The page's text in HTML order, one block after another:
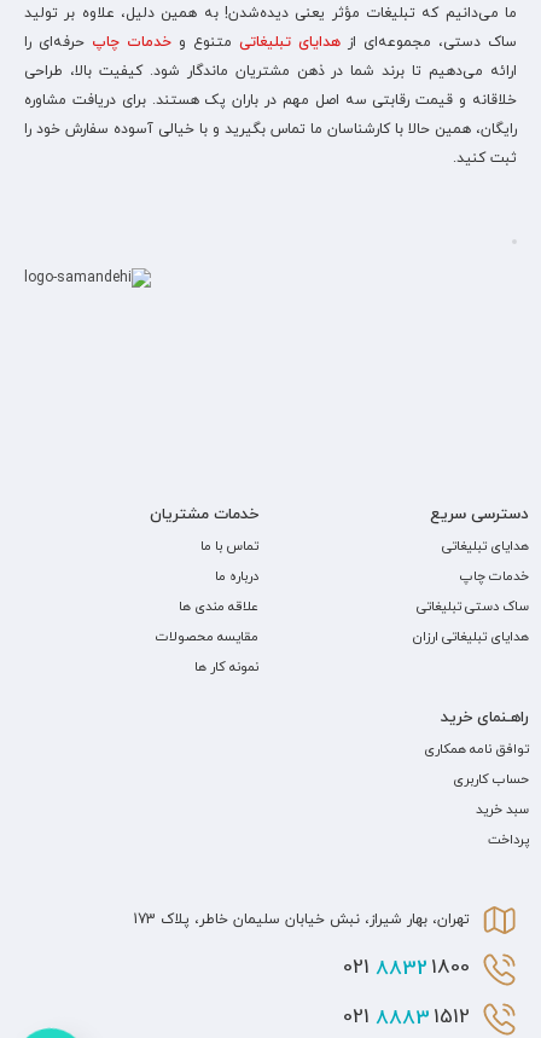
ما می‌دانیم که تبلیغات مؤثر یعنی دیده‌شدن! به همین دلیل، علاوه بر تولید
ساک دستی، مجموعه‌ای از هدایای تبلیغاتی متنوع و خدمات چاپ حرفه‌ای را
ارائه می‌دهیم تا برند شما در ذهن مشتریان ماندگار شود. کیفیت بالا، طراحی
خلاقانه و قیمت رقابتی سه اصل مهم در باران پک هستند. برای دریافت مشاوره
رایگان، همین حالا با کارشناسان ما تماس بگیرید و با خیالی آسوده سفارش خود را
ثبت کنید.
دسترسی سریع
هدایای تبلیغاتی
خدمات چاپ
ساک دستی تبلیغاتی
هدایای تبلیغاتی ارزان
خدمات مشتریان
تماس با ما
درباره ما
علاقه مندی ها
مقایسه محصولات
نمونه کار ها
راهـنمای خرید
توافق نامه همکاری
حساب کاربری
سبد خرید
پرداخت
تهران، بهار شیراز، نبش خیابان سلیمان خاطر، پلاک 173
8832 1800 021
8883 1512 021